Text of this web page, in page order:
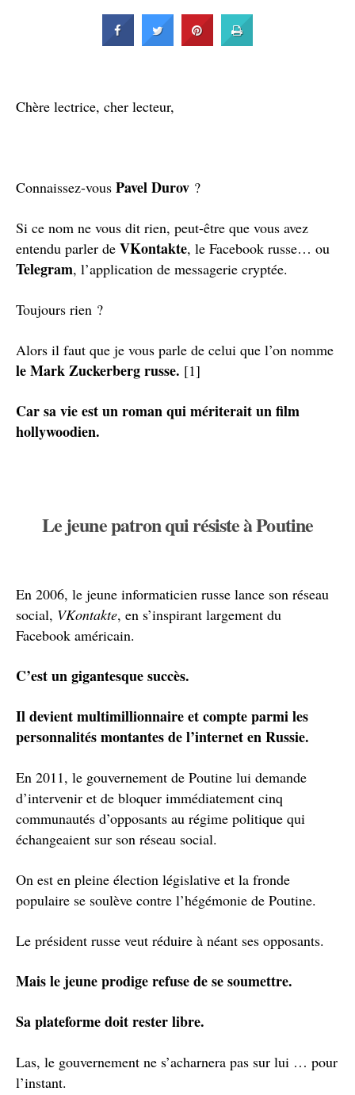
Chère lectrice, cher lecteur,
Connaissez-vous Pavel Durov ?
Si ce nom ne vous dit rien, peut-être que vous avez
entendu parler de VKontakte, le Facebook russe… ou
Telegram, l’application de messagerie cryptée.
Toujours rien ?
Alors il faut que je vous parle de celui que l’on nomme
le Mark Zuckerberg russe. [1]
Car sa vie est un roman qui mériterait un film
hollywoodien.
Le jeune patron qui résiste à Poutine
En 2006, le jeune informaticien russe lance son réseau
social, VKontakte, en s’inspirant largement du
Facebook américain.
C’est un gigantesque succès.
Il devient multimillionnaire et compte parmi les
personnalités montantes de l’internet en Russie.
En 2011, le gouvernement de Poutine lui demande
d’intervenir et de bloquer immédiatement cinq
communautés d’opposants au régime politique qui
échangeaient sur son réseau social.
On est en pleine élection législative et la fronde
populaire se soulève contre l’hégémonie de Poutine.
Le président russe veut réduire à néant ses opposants.
Mais le jeune prodige refuse de se soumettre.
Sa plateforme doit rester libre.
Las, le gouvernement ne s’acharnera pas sur lui … pour
l’instant.